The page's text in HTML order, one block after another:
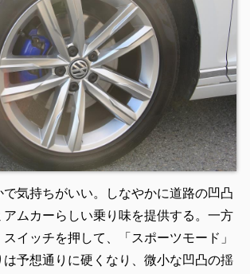
気持ちがいい。しなやかに道路の凹凸
アムカーらしい乗り味を提供する。一方
イッチを押して、「スポーツモード」
は予想通りに硬くなり、微小な凹凸の揺